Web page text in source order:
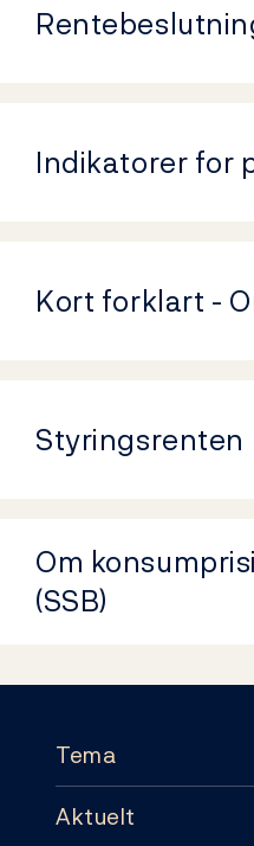
Indikatorer for
Kort forklart -
Styringsrenten
Om
(SSB)
Tema
Tema
Aktuelt